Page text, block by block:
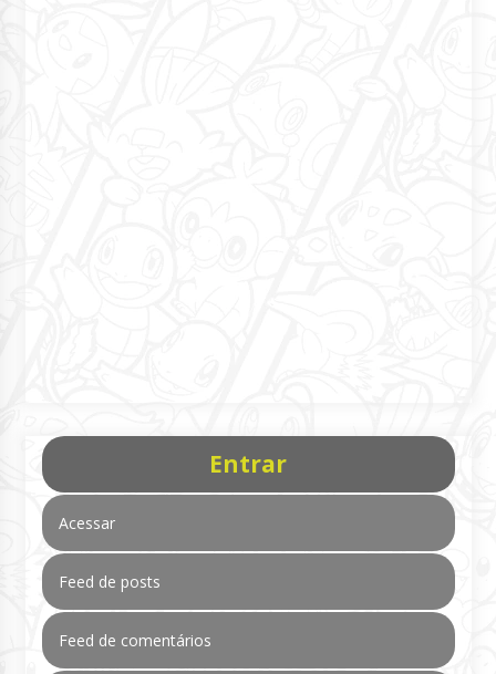
Entrar
Acessar
Feed de posts
Feed de comentários